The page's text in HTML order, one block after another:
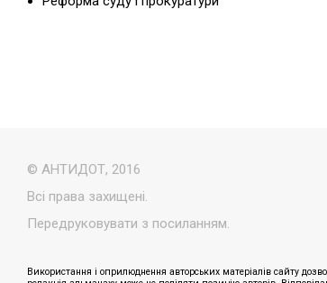
© АНТИДОТ, 2016
Всі права захищені.
Передруковувати з посиланням.
Використання і оприлюднення авторських матеріалів сайту